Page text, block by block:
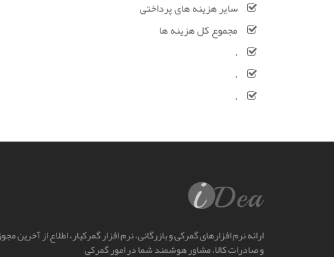
سایر هزینه های پرداختی
مجموع کل هزینه ها
.
.
.
ارائه نرم افزارهای گمرکی و بازرگانی، نرم افزار گمرکیار، اطلاع از آخرین
و صادرات کالا، مشاور هوشمند شما در امور گمرکی